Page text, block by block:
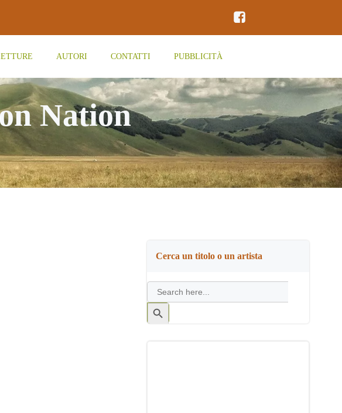
AUTORI CONTATTI PUBBLICITÀ
Nation
Cerca un titolo o un artista
Search
for:
Search
Button